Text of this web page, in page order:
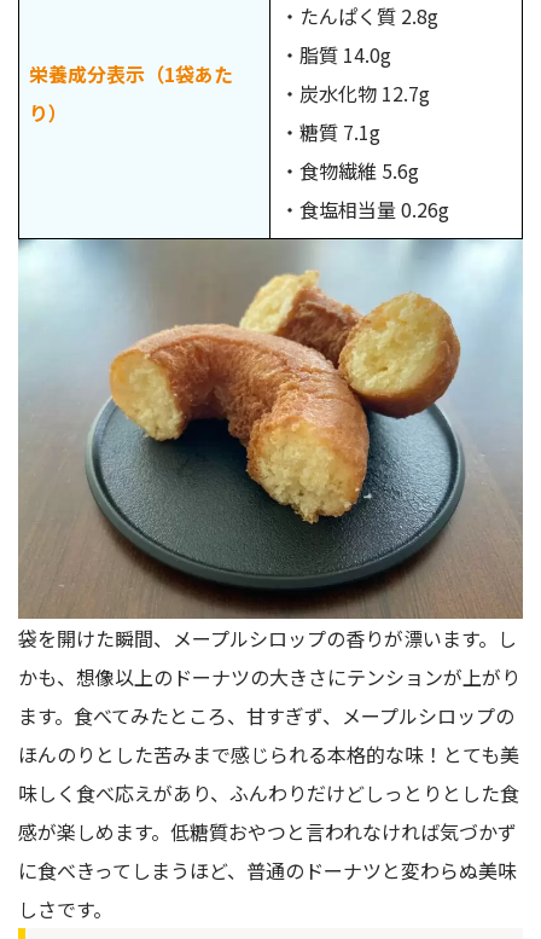
栄養成分表示（1袋あた
り）
・たんぱく質 2.8g
・脂質 14.0g
・炭水化物 12.7g
・糖質 7.1g
・食物繊維 5.6g
・食塩相当量 0.26g
袋を開けた瞬間、メープルシロップの香りが漂います。し
かも、想像以上のドーナツの大きさにテンションが上がり
ます。食べてみたところ、甘すぎず、メープルシロップの
ほんのりとした苦みまで感じられる本格的な味！とても美
味しく食べ応えがあり、ふんわりだけどしっとりとした食
感が楽しめます。低糖質おやつと言われなければ気づかず
に食べきってしまうほど、普通のドーナツと変わらぬ美味
しさです。